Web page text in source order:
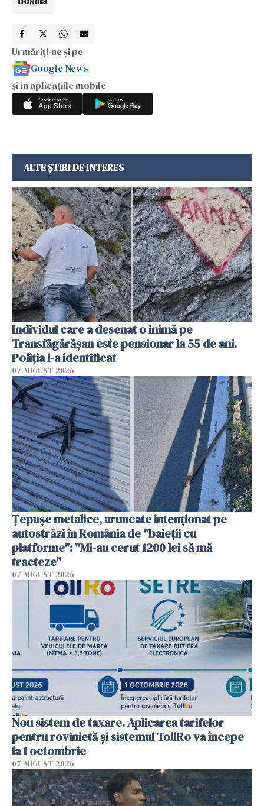
Urmăriți-ne și pe
Google News
și în aplicațiile mobile
ALTE ȘTIRI DE INTERES
Individul care a desenat o inimă pe
Transfăgărășan este pensionar la 55 de ani.
Poliția l-a identificat
07 AUGUST 2026
Țepușe metalice, aruncate intenționat pe
autostrăzi în România de "baieții cu
platforme": "Mi-au cerut 1200 lei să mă
tracteze"
07 AUGUST 2026
Nou sistem de taxare. Aplicarea tarifelor
pentru rovinietă şi sistemul TollRo va începe
la 1 octombrie
07 AUGUST 2026